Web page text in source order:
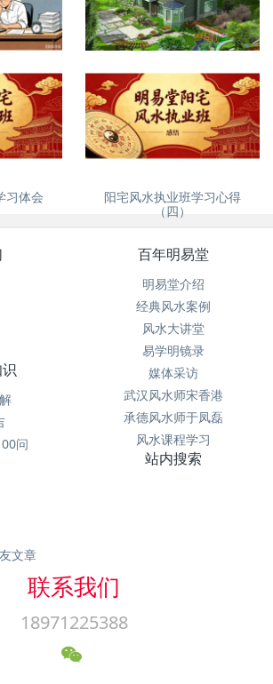
自建房、别墅风水怎么看
习体会
阳宅风水执业班学习心得
（四）
百年明易堂
明易堂介绍
经典风水案例
风水大讲堂
易学明镜录
媒体采访
武汉风水师宋香港
承德风水师于凤磊
风水课程学习
问
文章
站内搜索
联系我们
18971225388